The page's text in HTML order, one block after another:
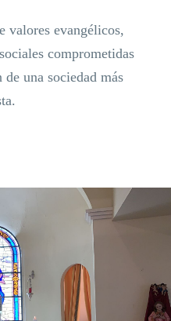
valores evangélicos,
comprometidas
una sociedad más